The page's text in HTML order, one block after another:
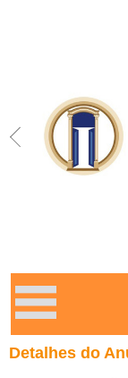
Detalhes do